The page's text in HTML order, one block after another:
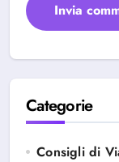
Categorie
Consigli di